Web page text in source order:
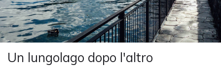
Un lungolago dopo l'altro